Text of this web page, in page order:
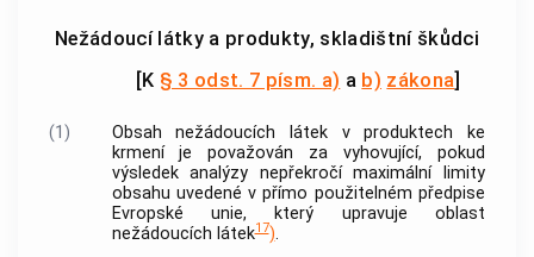
Nežádoucí látky a produkty, skladištní škůdci
[K § 3 odst. 7 písm. a) a b) zákona]
(1) Obsahnežádoucích látekv produktech ke
krmení je považován za vyhovující, pokud
výsledek analýzy nepřekročí maximální limity
obsahu uvedené v přímo použitelném předpise
Evropské unie, který upravuje oblast
nežádoucích látek17).